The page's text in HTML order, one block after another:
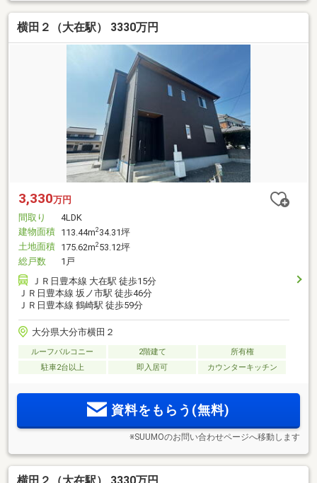
横田２（大在駅） 3330万円
3,330万円
間取り
4LDK
建物面積 113.44m234.31坪
土地面積 175.62m253.12坪
総戸数
1戸
ＪＲ日豊本線 大在駅 徒歩15分
ＪＲ日豊本線 坂ノ市駅 徒歩46分
ＪＲ日豊本線 鶴崎駅 徒歩59分
大分県大分市横田２
ルーフバルコニー 2階建て
所有権
駐車2台以上
即入居可 カウンターキッチン
資料をもらう(無料)
※SUUMOのお問い合わせページへ移動します